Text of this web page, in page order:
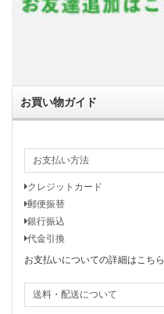
お買い物ガイド
お支払い方法
クレジットカード
郵便振替
銀行振込
代金引換
お支払いについての詳細はこちら
送料・配送について